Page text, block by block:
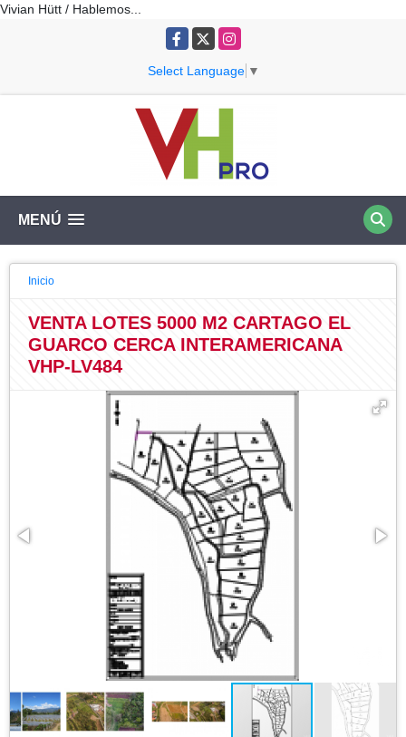
Vivian Hütt / Hablemos...
Facebook
X Instagram
Select Language ▼
MENÚ
Inicio
VENTA LOTES 5000 M2 CARTAGO EL
GUARCO CERCA INTERAMERICANA
VHP-LV484